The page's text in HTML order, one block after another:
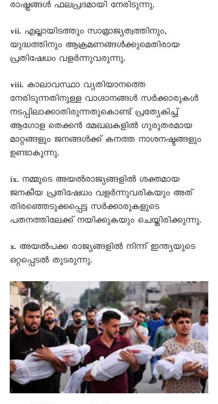
രാഷ്ട്രങ്ങൾ ഫലപ്രദമായി നേരിടുന്നു.
vii. എല്ലായിടത്തും സാമ്രാജ്യത്വത്തിനും,
യുദ്ധത്തിനും ആക്രമണങ്ങൾക്കുമെതിരായ
പ്രതിഷേധം വളർന്നുവരുന്നു.
viii. കാലാവസ്ഥാ വ്യതിയാനത്തെ
നേരിടുന്നതിനുള്ള വാഗ്ദാനങ്ങൾ സർക്കാരുകൾ
നടപ്പിലാക്കാതിരുന്നതുകൊണ്ട് പ്രത്യേകിച്ച്
ആഗോള തെക്കൻ മേഖലകളിൽ ഗുരുതരമായ
മാറ്റങ്ങളും ജനങ്ങൾക്ക് കനത്ത നാശനഷ്ടങ്ങളും
ഉണ്ടാകുന്നു.
ix. നമ്മുടെ അയൽരാജ്യങ്ങളിൽ ശക്തമായ
ജനകീയ പ്രതിഷേധം വളർന്നുവരികയും അത്
തിരഞ്ഞെടുക്കപ്പെട്ട സർക്കാരുകളുടെ
പതനത്തിലേക്ക് നയിക്കുകയും ചെയ്തിരിക്കുന്നു.
x. അയൽപക്ക രാജ്യങ്ങളിൽ നിന്ന് ഇന്ത്യയുടെ
ഒറ്റപ്പെടൽ തുടരുന്നു.